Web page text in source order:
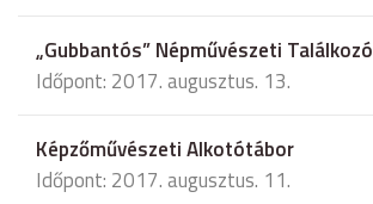
„Gubbantós” Népművészeti Találkozó
Időpont: 2017. augusztus. 13.
Képzőművészeti Alkotótábor
Időpont: 2017. augusztus. 11.